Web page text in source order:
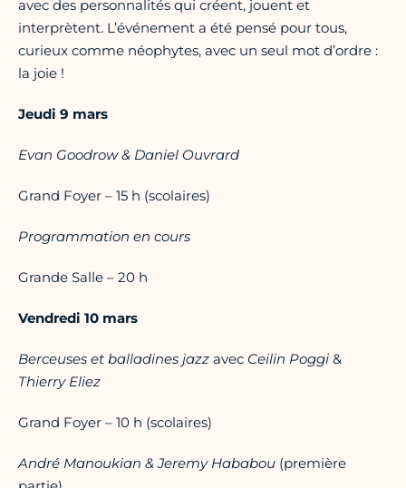
avec des personnalités qui créent, jouent et
interprètent. L’événement a été pensé pour tous,
curieux comme néophytes, avec un seul mot d’ordre :
la joie !
Jeudi 9 mars
Evan Goodrow & Daniel Ouvrard
Grand Foyer – 15 h (scolaires)
Programmation en cours
Grande Salle – 20 h
Vendredi 10 mars
Berceuses et balladines jazz avec Ceilin Poggi &
Thierry Eliez
Grand Foyer – 10 h (scolaires)
André Manoukian & Jeremy Hababou (première